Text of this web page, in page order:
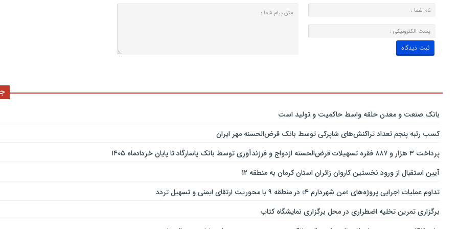
بانك صنعت و معدن حلقه واسط حاكمیت و تولید است
کسب رتبه پنجم تعداد تراکنش‌های شاپرکی توسط بانک قرض‌الحسنه مهر ایران
پرداخت ۳ هزار و ۸۸۷ فقره تسهیلات قرض‌الحسنه ازدواج و فرزندآوری توسط بانک پاسارگاد تا پایان خردادماه ۱۴۰۵
آیین استقبال از ورود نخستین کاروان زائران استان کرمان به منطقه ۱۲
تداوم عملیات اجرایی پروژه‌های «من شهردارم ۴» در منطقه ۹ با محوریت ارتقای ایمنی و تسهیل تردد
برگزاری تمرین تخلیه اضطراری در محل برگزاری نمایشگاه کتاب